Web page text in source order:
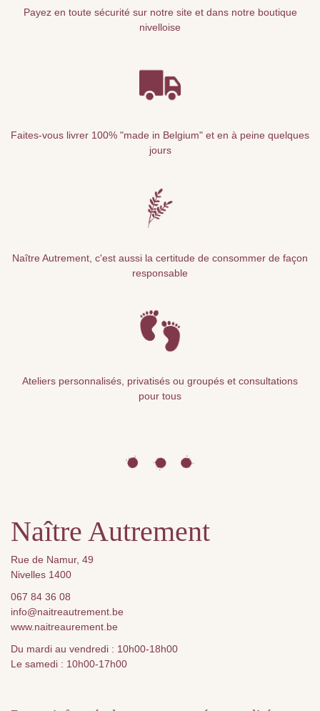
Payez en toute sécurité sur notre site et dans notre boutique
nivelloise
Faites-vous livrer 100% "made in Belgium" et en à peine quelques
jours
Naître Autrement, c'est aussi la certitude de consommer de façon
responsable
Ateliers personnalisés, privatisés ou groupés et consultations
pour tous
Naître Autrement
Rue de Namur, 49
Nivelles 1400
067 84 36 08
info@naitreautrement.be
www.naitreaurement.be
Du mardi au vendredi : 10h00-18h00
Le samedi : 10h00-17h00